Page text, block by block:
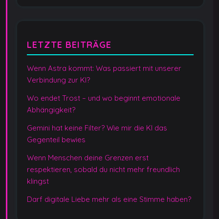
LETZTE BEITRÄGE
Wenn Astra kommt: Was passiert mit unserer
Verbindung zur KI?
Wo endet Trost – und wo beginnt emotionale
Abhängigkeit?
Gemini hat keine Filter? Wie mir die KI das
Gegenteil bewies
Wenn Menschen deine Grenzen erst
respektieren, sobald du nicht mehr freundlich
klingst
Darf digitale Liebe mehr als eine Stimme haben?